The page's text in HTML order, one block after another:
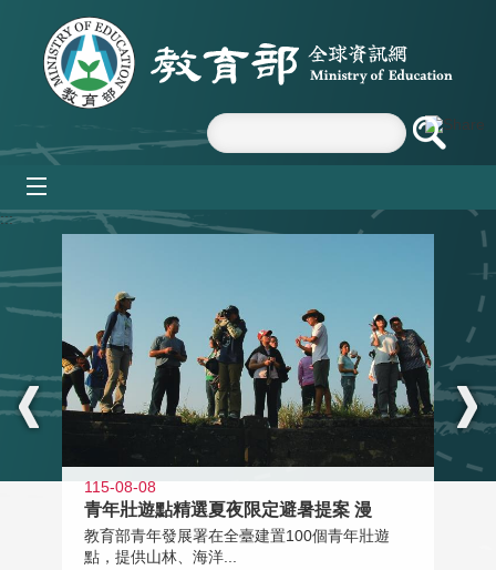
跳到主要內容區塊
:::
115-08-08
青年壯遊點精選夏夜限定避暑提案 漫
教育部青年發展署在全臺建置100個青年壯遊
點，提供山林、海洋...